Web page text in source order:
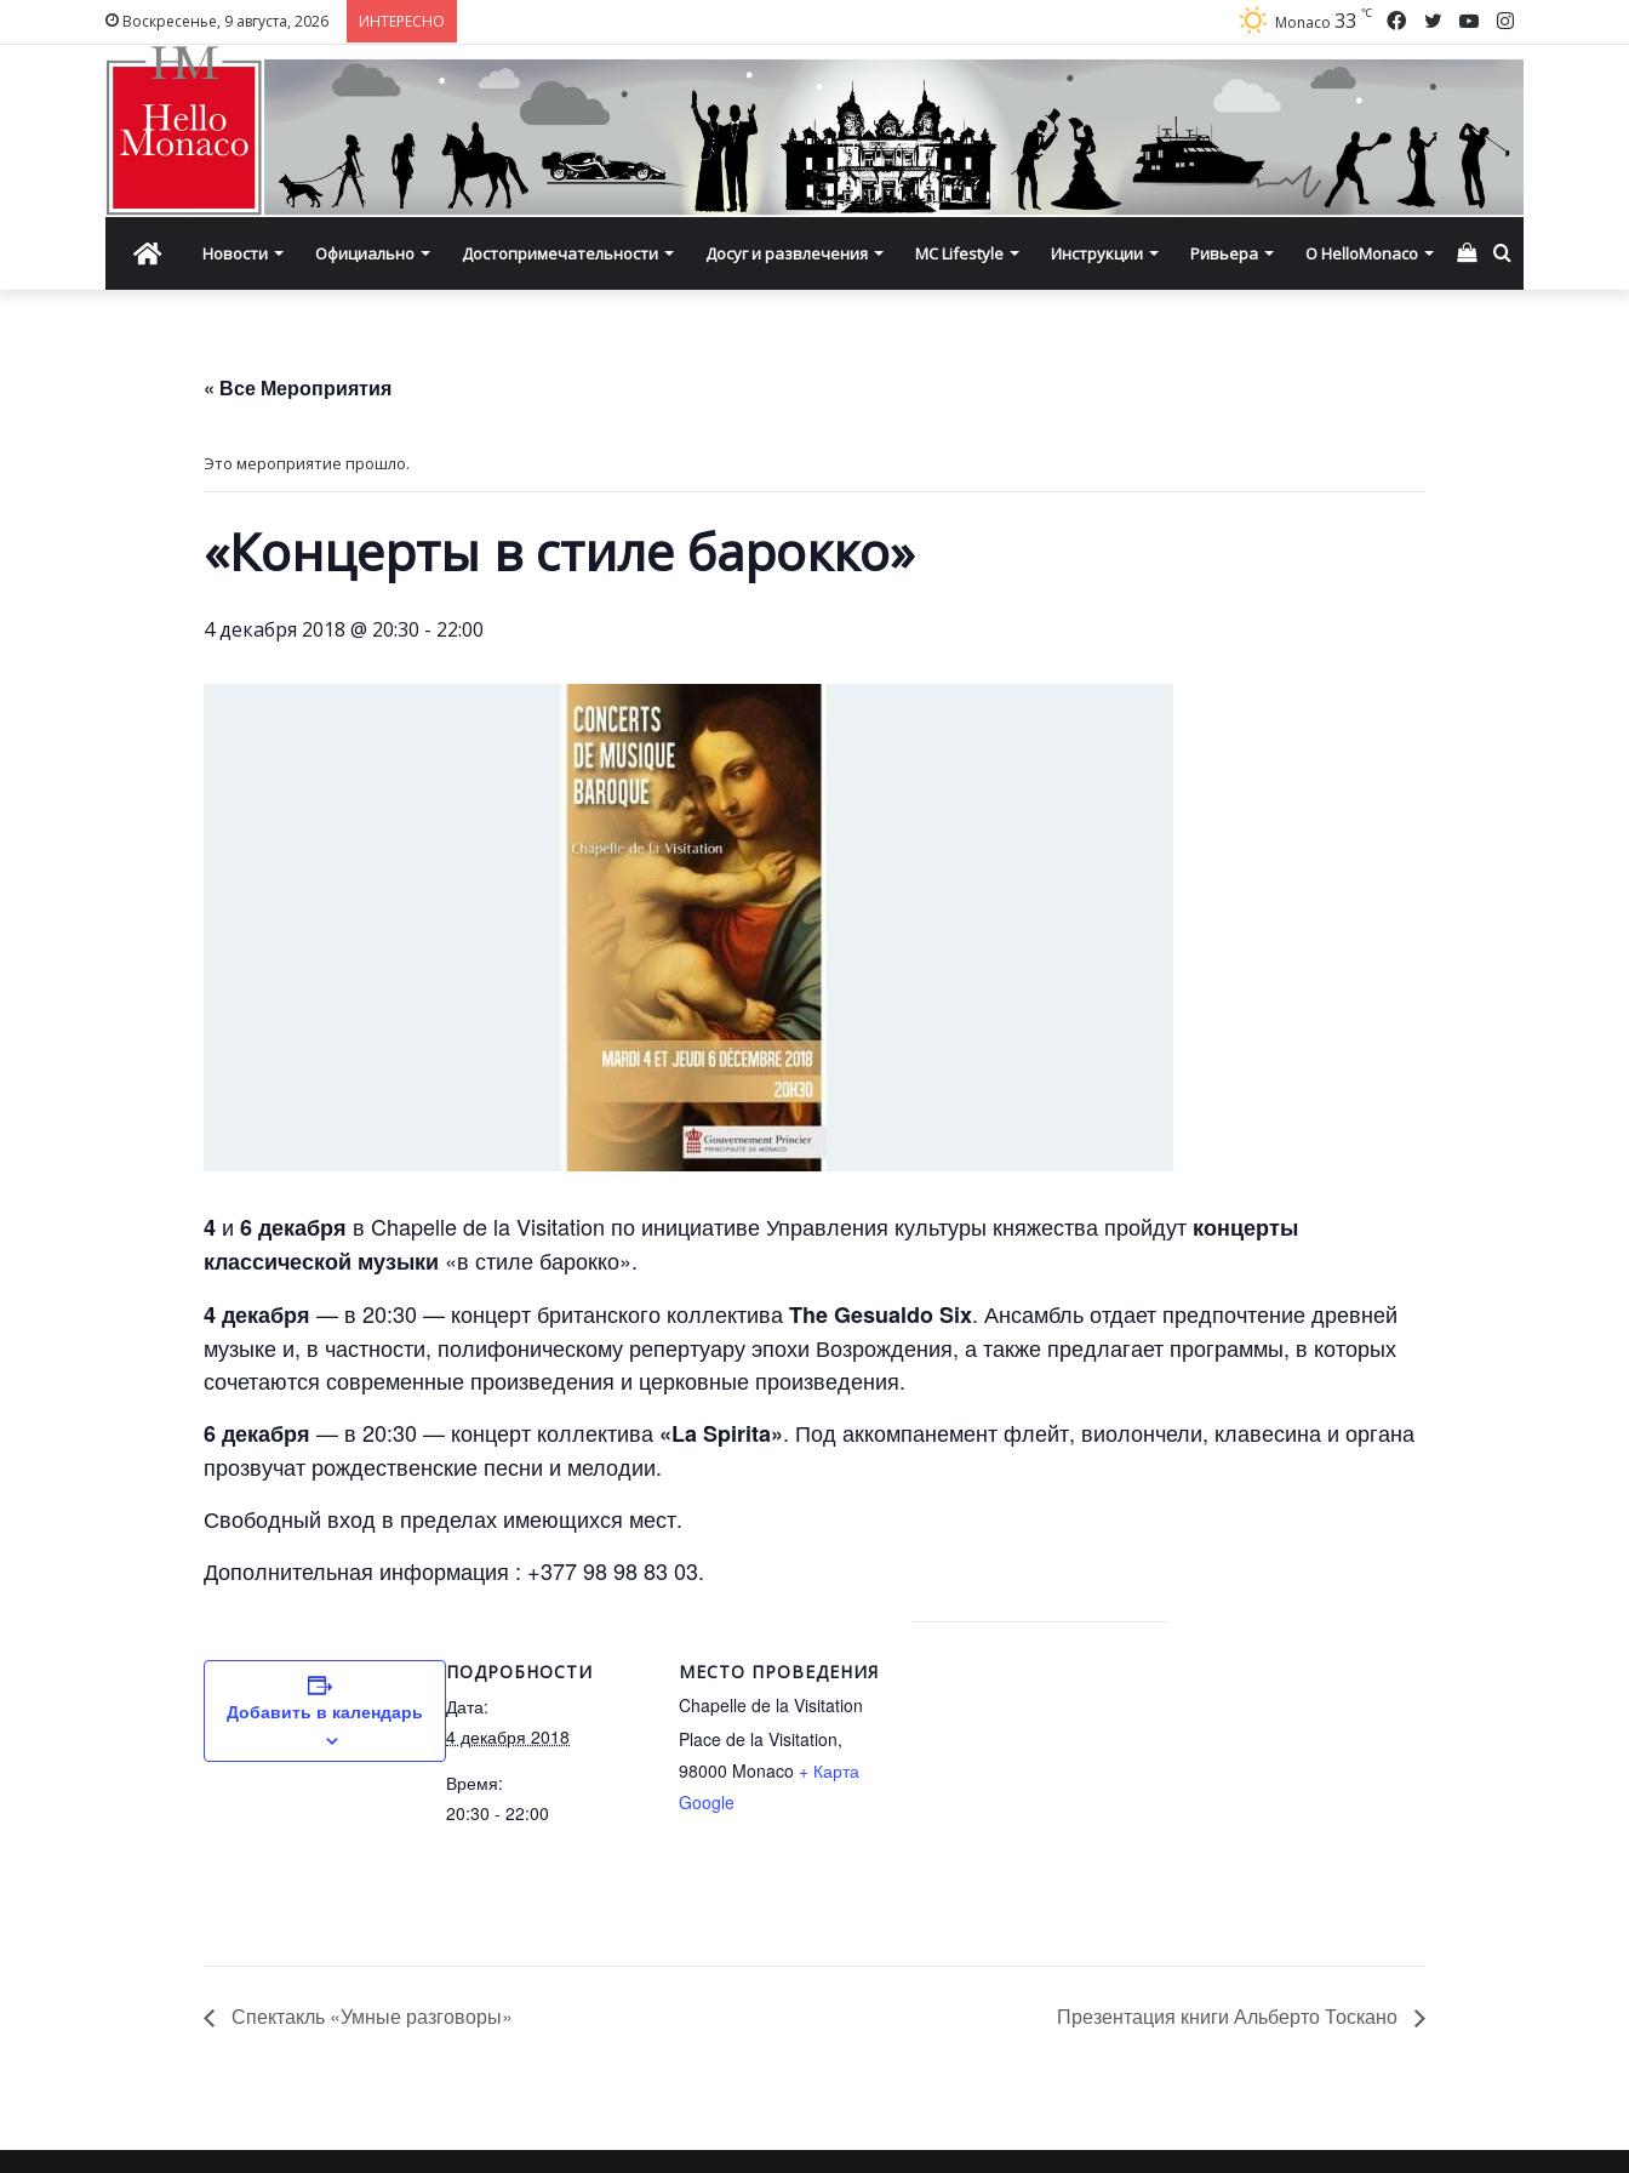
Воскресенье, 9 августа, 2026 ИНТЕРЕСНО Instagram
YouTube
Twitter
Facebook
Monaco 33 ℃
ГлавнаяНовости Официально Достопримечательности Досуг и развлечения MC Lifestyle Инструкции Ривьера О HelloMonaco Смотреть
« Все Мероприятия
Это мероприятие прошло.
«Концерты в стиле барокко»
4 декабря 2018 @ 20:30 - 22:00
4 и 6 декабря в Chapelle de la Visitation по инициативе Управления культуры княжества пройдут концерты
классической музыки «в стиле барокко».
4 декабря — в 20:30 — концерт британского коллективаThe Gesualdo Six. Ансамбль отдает предпочтение древней
музыке и, в частности, полифоническому репертуару эпохи Возрождения, а также предлагает программы, в которых
сочетаются современные произведения и церковные произведения.
6 декабря — в 20:30 — концерт коллектива «La Spirita». Под аккомпанемент флейт, виолончели, клавесина и органа
прозвучат рождественские песни и мелодии.
Свободный вход в пределах имеющихся мест.
Дополнительная информация : +377 98 98 83 03.
Добавить в календарь
ПОДРОБНОСТИ
Дата:
4 декабря 2018
Время:
20:30 - 22:00
МЕСТО ПРОВЕДЕНИЯ
Chapelle de la Visitation
Place de la Visitation,
98000 Monaco + Карта
Google
Спектакль «Умные разговоры» Презентация книги Альберто Тоскано